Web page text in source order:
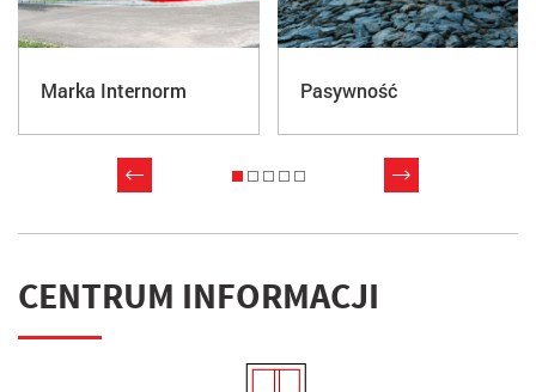
Marka Internorm Pasywność
CENTRUM INFORMACJI